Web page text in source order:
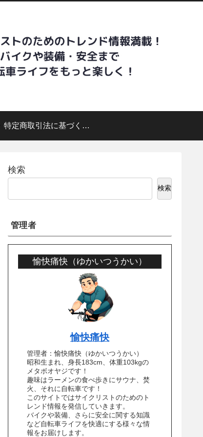
特定商取引法に基づく表記
検索
検索
管理者
愉快痛快（ゆかいつうかい）
愉快痛快
管理者：愉快痛快（ゆかいつうかい）
昭和生まれ、身長183cm、体重103kgの
メタボオヤジです！
趣味はラーメンの食べ歩きにサウナ、焚
火、それに自転車です！
このサイトではサイクリストのためのト
レンド情報を発信していきます。
バイクや装備、さらに安全に関する知識
など自転車ライフを快適にする様々な情
報をお届けします。